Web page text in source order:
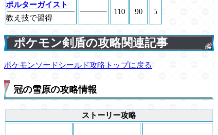
ポルターガイスト
教え技で習得
110 90 5
ポケモン剣盾の攻略関連記事
ポケモンソードシールド攻略トップに戻る
冠の雪原の攻略情報
ストーリー攻略